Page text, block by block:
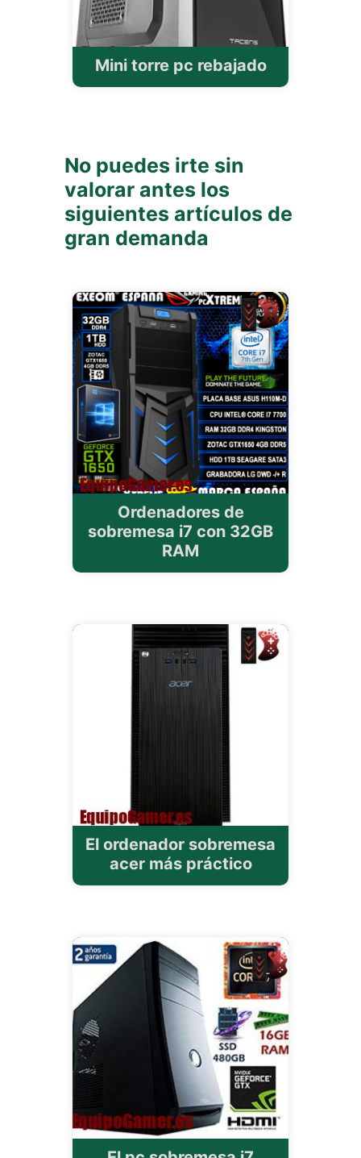
Mini torre pc rebajado
No puedes irte sin
valorar antes los
siguientes artículos de
gran demanda
Ordenadores de
sobremesa i7 con 32GB
RAM
El ordenador sobremesa
acer más práctico